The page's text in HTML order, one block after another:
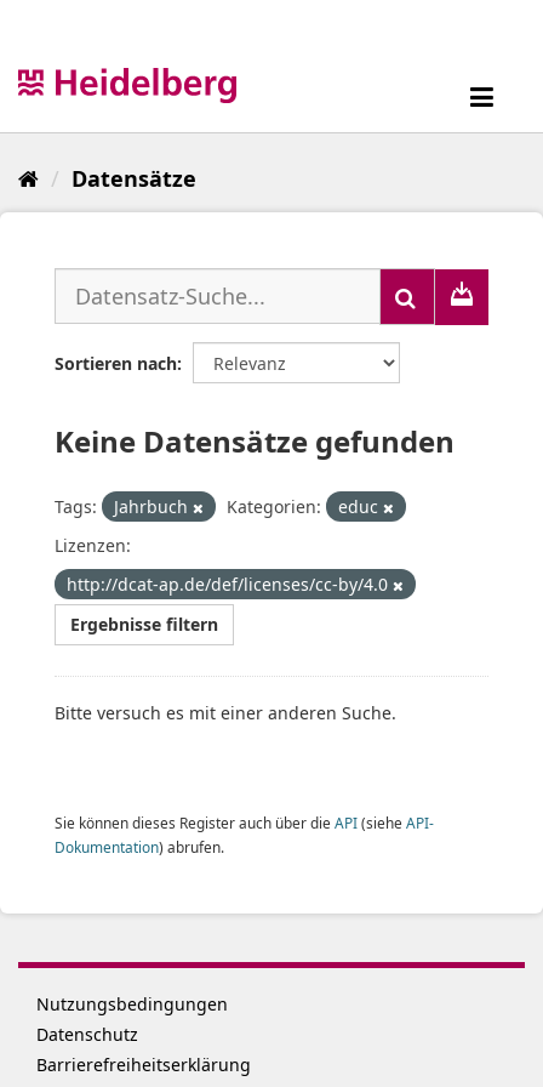
Datensätze
Sortieren nach
Keine Datensätze gefunden
Tags: Jahrbuch Kategorien:
educ
Lizenzen:
http://dcat-ap.de/def/licenses/cc-by/4.0
Ergebnisse filtern
Bitte versuch es mit einer anderen Suche.
Sie können dieses Register auch über die API(siehe API-
Dokumentation) abrufen.
Nutzungsbedingungen
Datenschutz
Barrierefreiheitserklärung